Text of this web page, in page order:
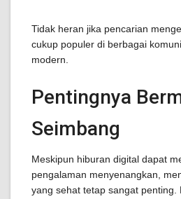
Tidak heran jika pencarian
cukup populer di berbagai
modern.
Pentingnya
Seimbang
Meskipun hiburan digital dapat
pengalaman menyenangkan,
yang sehat tetap sangat penting.